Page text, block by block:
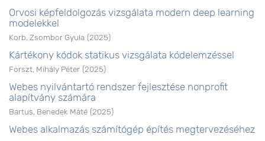
Orvosi képfeldolgozás vizsgálata modern deep learning
modelekkel
Korb, Zsombor Gyula (2025)
Kártékony kódok statikus vizsgálata kódelemzéssel
Forszt, Mihály Péter (2025)
Webes nyilvántartó rendszer fejlesztése nonprofit
alapítvány számára
Bartus, Benedek Máté (2025)
Webes alkalmazás számítógép építés megtervezéséhez